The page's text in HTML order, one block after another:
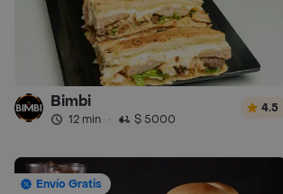
Bimbi
12 min · $ 5000
4.5
Envío Gratis